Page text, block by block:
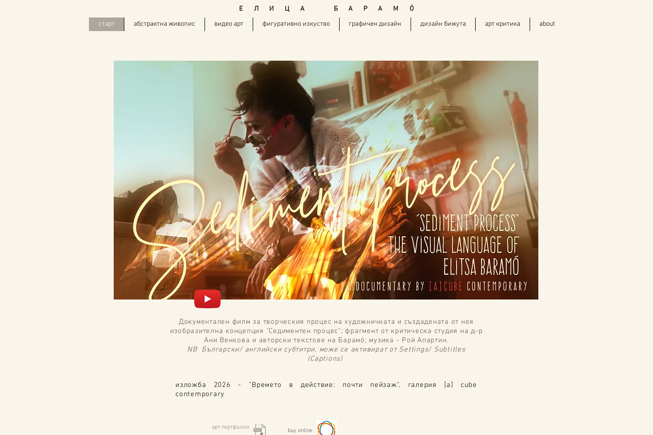
E Л И Ц А Б А Р А М Ó
старт
абстрактна живопис видео арт фигуративно изкуство графичен дизайн дизайн бижута арт критика about
art, freelance artist, European art, European
painter, fine art, applied art, lifestyle, abstract
painting, conceptual art, minimal art, modern
art, academic background, magister of arts,
informal, nature, figurative painting, plain air,
drawing, concept, artwork, artifact, acrylic, oil,
aquarelle, mixed media, canvas,
contemporary jewelry designers, avant-garde,
unique, fantasy, experimental, fluxus art, art
pioneer, Saatchi art, kunsthallewien, Art
Basel, google, world heritage
Документален филм за творческия процес на художничката и създадената от нея
изобразителна концепция "Седиментен процес"; фрагмент от критическа студия на д-р
Ани Венкова и авторски текстове на Барамó; музика - Рой Апартин.
NB Български/ английски субтитри, може се активират от Settings/ Subtitles
(Captions)
изложба 2026 - "Времето в действие: почти пейзаж", галерия [а] cube
contemporary
арт портфолио buy online